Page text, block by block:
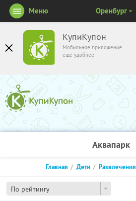
КупиКупон
Мобильное приложение
ещё удобнее
Меню Оренбург
Аквапарк
По рейтингу
Главная Дети Развлечения